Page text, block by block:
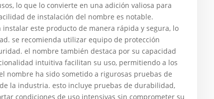
lo que lo convierte en una adición valiosa para
de instalación del nombre es notable.
este producto de manera rápida y segura, lo
se recomienda utilizar equipo de protección
el nombre también destaca por su capacidad
intuitiva facilitan su uso, permitiendo a los
nombre ha sido sometido a rigurosas pruebas de
la industria. esto incluye pruebas de durabilidad,
condiciones de uso intensivas sin comprometer su